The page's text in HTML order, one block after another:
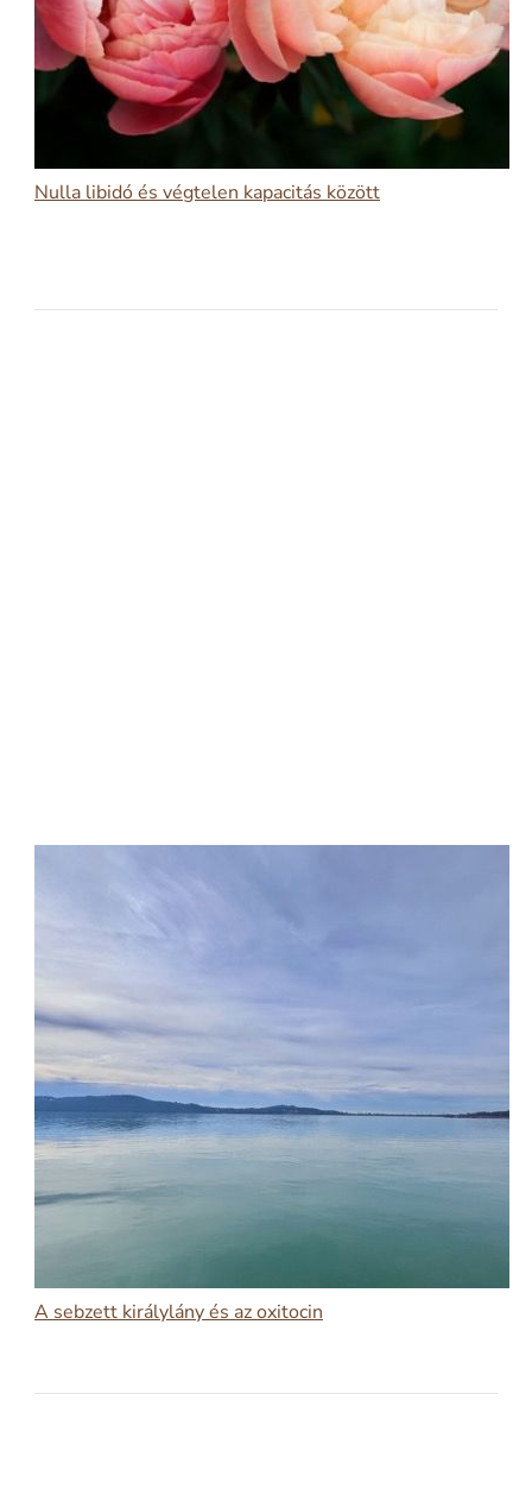
Nulla libidó és végtelen kapacitás között
A sebzett királylány és az oxitocin